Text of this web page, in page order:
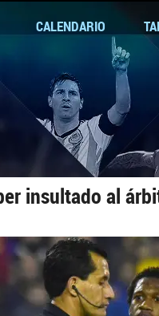
CALENDARIO
insultado al